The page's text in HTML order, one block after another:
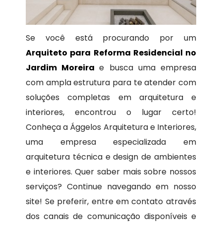
Se você está procurando por um
Arquiteto para Reforma Residencial no
Jardim Moreirae busca uma empresa
com ampla estrutura para te atender com
soluções completas em arquitetura e
interiores, encontrou o lugar certo!
Conheça a Ággelos Arquitetura e Interiores,
uma empresa especializada em
arquitetura técnica e design de ambientes
e interiores. Quer saber mais sobre nossos
serviços? Continue navegando em nosso
site! Se preferir, entre em contato através
dos canais de comunicação disponíveis e